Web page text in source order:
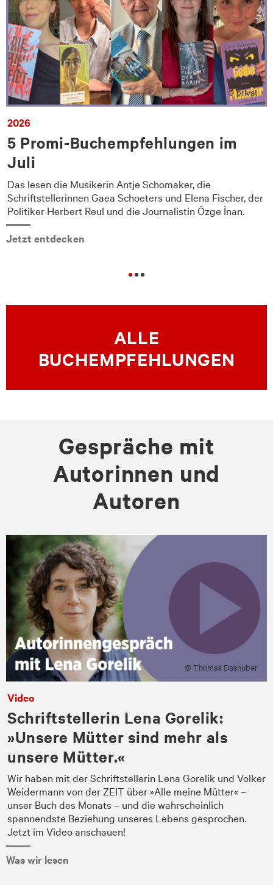
© privat
2026
5 Promi-Buchempfehlungen im
Juli
Das lesen die Musikerin Antje Schomaker, die
Schriftstellerinnen Gaea Schoeters und Elena Fischer, der
Politiker Herbert Reul und die Journalistin Özge İnan.
Jetzt entdecken
ALLE
BUCHEMPFEHLUNGEN
Gespräche mit
Autorinnen und
Autoren
© Thomas Dashuber
Video
Schriftstellerin Lena Gorelik:
»Unsere Mütter sind mehr als
unsere Mütter.«
Wir haben mit der Schriftstellerin Lena Gorelik und Volker
Weidermann von der ZEIT über »Alle meine Mütter« –
unser Buch des Monats – und die wahrscheinlich
spannendste Beziehung unseres Lebens gesprochen.
Jetzt im Video anschauen!
Was wir lesen